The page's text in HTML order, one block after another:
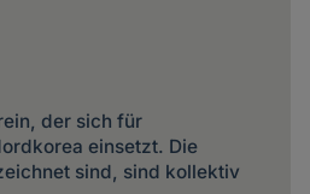
der sich für
einsetzt. Die
sind, sind kollektiv